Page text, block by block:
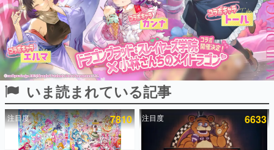
ピックアップ
電ファミのいま読まれている記事ランキング
いま読まれている記事
注目度 7810 注目度 6633